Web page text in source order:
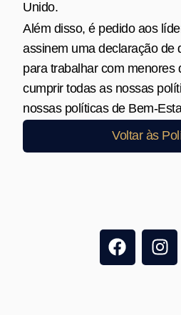
Unido.
Além disso, é pedido aos
assinem uma declaração de
para trabalhar com menores
cumprir todas as nossas
nossas políticas de
Voltar às
F
a
I
n